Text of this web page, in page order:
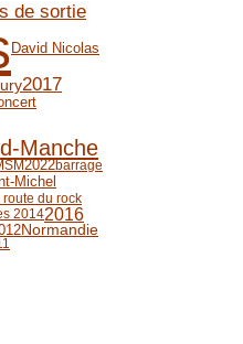
de sortie
David Nicolas
2017
Manche
2022barrage
Michel
route du rock
20142016
Normandie